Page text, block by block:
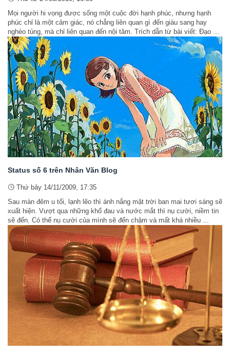
Mọi người hi vọng được sống một cuộc đời hạnh phúc, nhưng hạnh
phúc chỉ là một cảm giác, nó chẳng liên quan gì đến giàu sang hay
nghèo túng, mà chỉ liên quan đến nội tâm. Trích dẫn từ bài viết: Đạo ...
Status số 6 trên Nhân Văn Blog
Thứ bảy 14/11/2009, 17:35
Sau màn đêm u tối, lạnh lẽo thì ánh nắng mặt trời ban mai tươi sáng sẽ
xuất hiện. Vượt qua những khổ đau và nước mắt thì nụ cười, niềm tin
sẽ đến. Có thể nụ cười của mình sẽ đến chậm và mất khá nhiều ...